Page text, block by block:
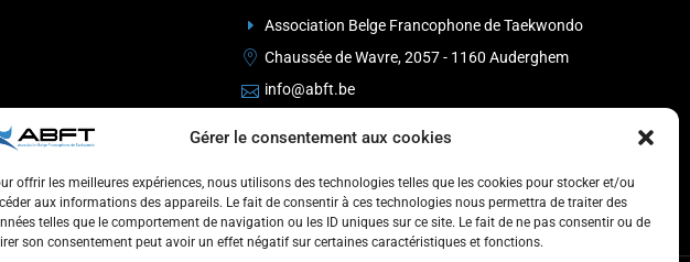
Gérer le consentement aux cookies
offrir les meilleures expériences, nous utilisons des technologies telles que les cookies pour stocker et/ou
aux informations des appareils. Le fait de consentir à ces technologies nous permettra de traiter des
telles que le comportement de navigation ou les ID uniques sur ce site. Le fait de ne pas consentir ou de
son consentement peut avoir un effet négatif sur certaines caractéristiques et fonctions.
Association Belge Francophone de Taekwondo
Chaussée de Wavre, 2057 - 1160 Auderghem
info@abft.be